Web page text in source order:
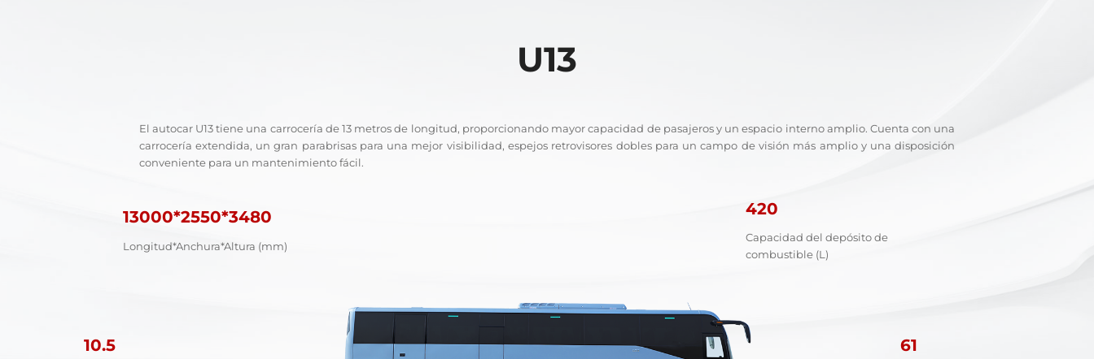
U13
El autocar U13 tiene una carrocería de 13 metros de longitud, proporcionando mayor capacidad de pasajeros y un espacio interno amplio. Cuenta con una
carrocería extendida, un gran parabrisas para una mejor visibilidad, espejos retrovisores dobles para un campo de visión más amplio y una disposición
conveniente para un mantenimiento fácil.
13000*2550*3480
Longitud*Anchura*Altura (mm)
420
Capacidad del depósito de
combustible (L)
10.5 61